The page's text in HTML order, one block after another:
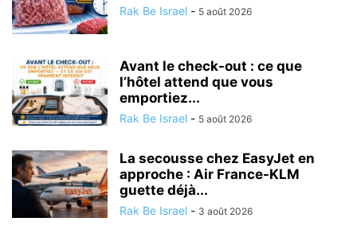
Rak Be Israel - 5 août 2026
Avant le check-out : ce que
l’hôtel attend que vous
emportiez...
Rak Be Israel - 5 août 2026
La secousse chez EasyJet en
approche : Air France-KLM
guette déjà...
Rak Be Israel - 3 août 2026